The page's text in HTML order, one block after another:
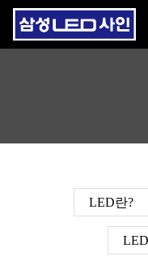
LED란?